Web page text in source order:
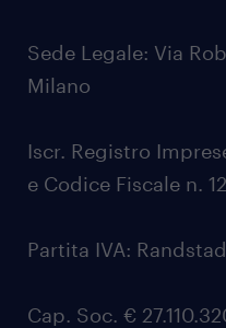
Sede Legale: Via
Milano
Iscr. Registro
e Codice Fiscale n.
Partita IVA:
Cap. Soc. €